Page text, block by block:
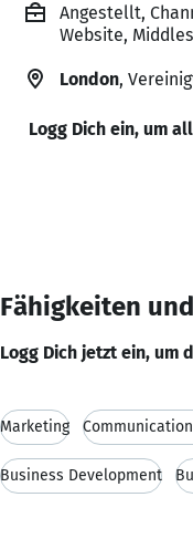
Angestellt,
Website,
London,
Logg Dich ein, um
Fähigkeiten
Logg Dich jetzt ein, um
Marketing
Business Development